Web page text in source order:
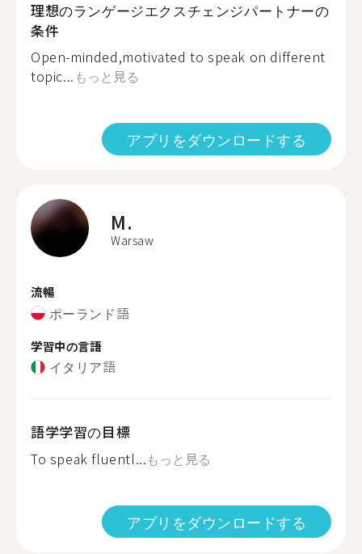
理想のランゲージエクスチェンジパートナーの
条件
Open-minded,motivated to speak on different
topic... もっと見る
アプリをダウンロードする
M.
Warsaw
流暢
ポーランド語
学習中の言語
イタリア語
語学学習の目標
To speak fluentl...もっと見る
アプリをダウンロードする